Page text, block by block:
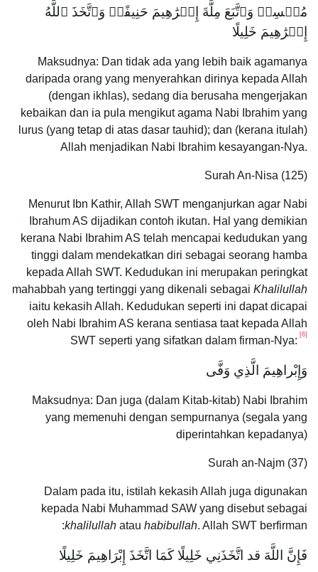
مُحۡسِنࣱ وَٱتَّبَعَ مِلَّةَ إِبۡرَٰهِيمَ حَنِيفًاۗ وَٱتَّخَذَ ٱللَّهُ
إِبۡرَٰهِيمَ خَلِيلًا
Maksudnya: Dan tidak ada yang lebih baik agamanya
daripada orang yang menyerahkan dirinya kepada Allah
(dengan ikhlas), sedang dia berusaha mengerjakan
kebaikan dan ia pula mengikut agama Nabi Ibrahim yang
lurus (yang tetap di atas dasar tauhid); dan (kerana itulah)
Allah menjadikan Nabi Ibrahim kesayangan-Nya.
Surah An-Nisa (125)
Menurut Ibn Kathir, Allah SWT menganjurkan agar Nabi
Ibrahum AS dijadikan contoh ikutan. Hal yang demikian
kerana Nabi Ibrahim AS telah mencapai kedudukan yang
tinggi dalam mendekatkan diri sebagai seorang hamba
kepada Allah SWT. Kedudukan ini merupakan peringkat
mahabbah yang tertinggi yang dikenali sebagai Khalilullah
iaitu kekasih Allah. Kedudukan seperti ini dapat dicapai
oleh Nabi Ibrahim AS kerana sentiasa taat kepada Allah
SWT seperti yang sifatkan dalam firman-Nya: [6]
وَإِبْراهِيمَ الَّذِي وَفَّى
Maksudnya: Dan juga (dalam Kitab-kitab) Nabi Ibrahim
yang memenuhi dengan sempurnanya (segala yang
diperintahkan kepadanya)
Surah an-Najm (37)
Dalam pada itu, istilah kekasih Allah juga digunakan
kepada Nabi Muhammad SAW yang disebut sebagai
khalilullah atau habibullah. Allah SWT berfirman:
فَإِنَّ اللَّهَ قد اتَّخَذَنِي خَلِيلًا كَمَا اتَّخَذَ إِبْرَاهِيمَ خَلِيلًا